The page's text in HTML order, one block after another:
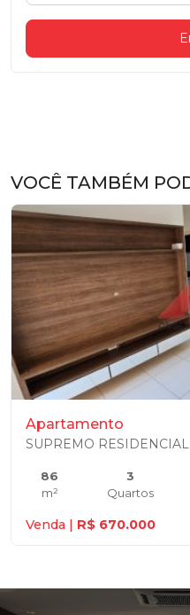
VOCÊ TAMBÉM
Apartamento
SUPREMO RESIDENCIAL
86
m²
3
Quartos
Venda | R$ 670.000